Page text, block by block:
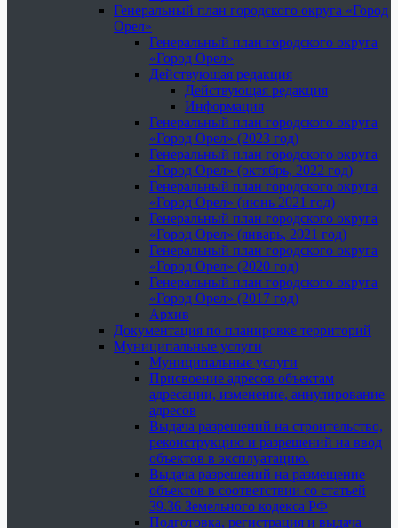
Генеральный план городского округа «Город
Орел»
Генеральный план городского округа
«Город Орел»
Действующая редакция
Действующая редакция
Информация
Генеральный план городского округа
«Город Орел» (2023 год)
Генеральный план городского округа
«Город Орел» (октябрь, 2022 год)
Генеральный план городского округа
«Город Орел» (июнь 2021 год)
Генеральный план городского округа
«Город Орел» (январь, 2021 год)
Генеральный план городского округа
«Город Орел» (2020 год)
Генеральный план городского округа
«Город Орел» (2017 год)
Архив
Документация по планировке территорий
Муниципальные услуги
Муниципальные услуги
Присвоение адресов объектам
адресации, изменение, аннулирование
адресов
Выдача разрешений на строительство,
реконструкцию и разрешений на ввод
объектов в эксплуатацию.
Выдача разрешений на размещение
объектов в соответствии со статьей
39.36 Земельного кодекса РФ
Подготовка, регистрация и выдача